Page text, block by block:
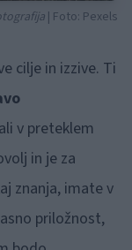
| Foto: Pexels
cilje in izzive. Ti
v preteklem
in je za
znanja, imate v
priložnost,